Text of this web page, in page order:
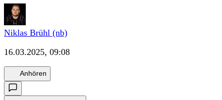
Niklas Brühl (nb)
16.03.2025, 09:08
Anhören